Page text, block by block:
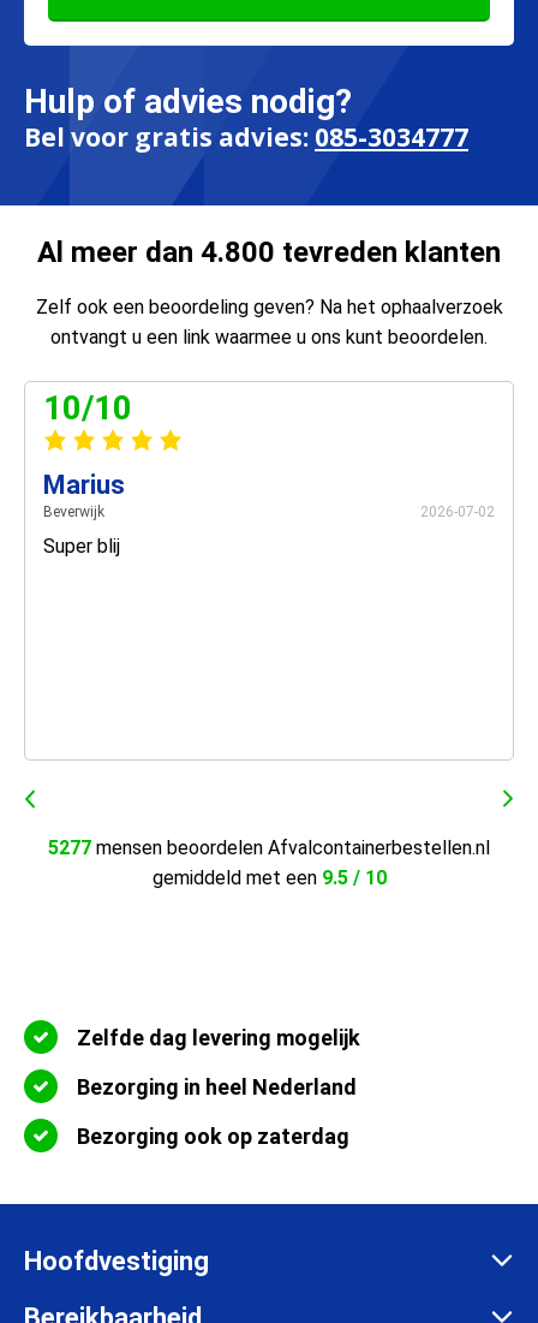
Hulp of advies nodig?
Bel voor gratis advies: 085-3034777
Al meer dan 4.800 tevreden klanten
Zelf ook een beoordeling geven? Na het ophaalverzoek
ontvangt u een link waarmee u ons kunt beoordelen.
10/10
Marius
Beverwijk 2026-07-02
Super blij
5277 mensen beoordelen Afvalcontainerbestellen.nl
gemiddeld met een 9.5 / 10
Zelfde dag levering mogelijk
Bezorging in heel Nederland
Bezorging ook op zaterdag
Hoofdvestiging
Zadelmakersstraat 26